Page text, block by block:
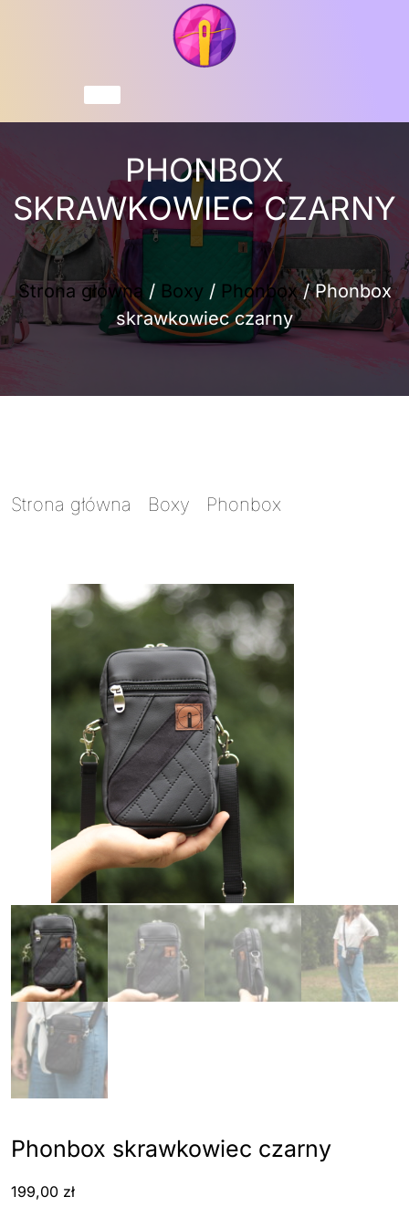
PHONBOX
SKRAWKOWIEC CZARNY
Strona główna / Boxy / Phonbox/ Phonbox
skrawkowiec czarny
Strona główna Boxy Phonbox
Phonbox skrawkowiec czarny
199,00 zł